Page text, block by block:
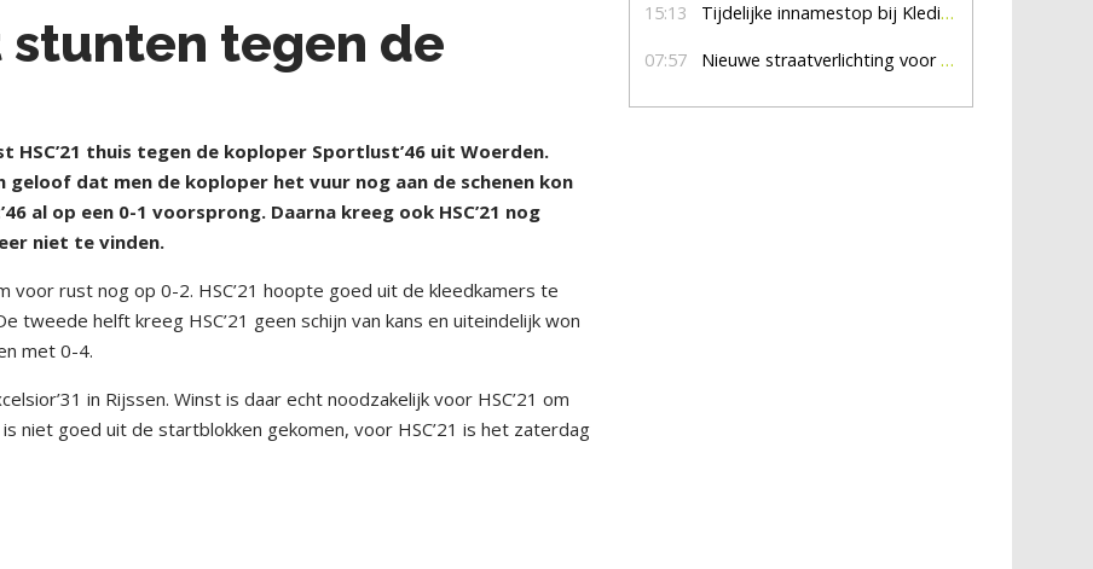
stunten tegen de
HSC’21 thuis tegen de koploper Sportlust’46 uit Woerden.
geloof dat men de koploper het vuur nog aan de schenen kon
al op een 0-1 voorsprong. Daarna kreeg ook HSC’21 nog
niet te vinden.
voor rust nog op 0-2. HSC’21 hoopte goed uit de kleedkamers te
tweede helft kreeg HSC’21 geen schijn van kans en uiteindelijk won
met 0-4.
in Rijssen. Winst is daar echt noodzakelijk voor HSC’21 om
niet goed uit de startblokken gekomen, voor HSC’21 is het zaterdag
15:13 Tijdelijke innamestop bij Kledingbank Stefania
07:57 Nieuwe straatverlichting voor De Veldmaat en De Pas